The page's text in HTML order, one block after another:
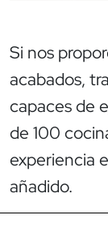
Si nos
acabados,
capaces de
de 100
experiencia
añadido.